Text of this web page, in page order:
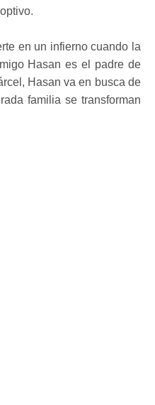
en un infierno cuando la
Hasan es el padre de
Hasan va en busca de
familia se transforman